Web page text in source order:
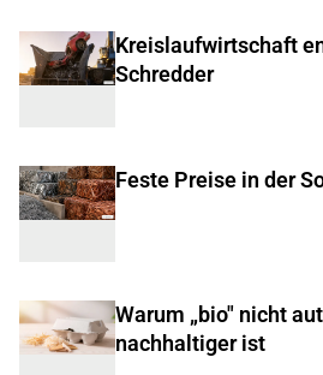
Kreislaufwirtschaft
Schredder
Feste Preise in der
Warum „bio" nicht
nachhaltiger ist